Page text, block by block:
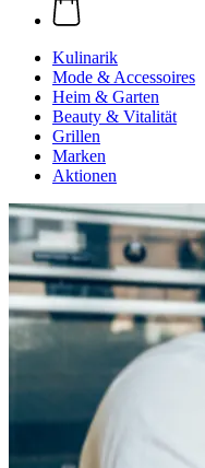
Kulinarik
Mode & Accessoires
Heim & Garten
Beauty & Vitalität
Grillen
Marken
Aktionen